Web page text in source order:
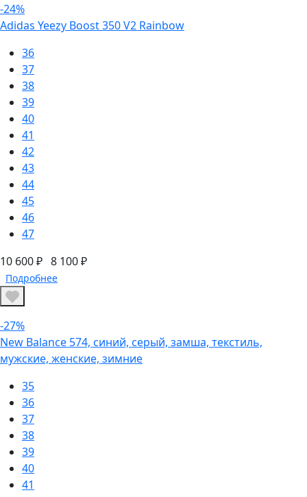
-24%
Adidas Yeezy Boost 350 V2 Rainbow
36
37
38
39
40
41
42
43
44
45
46
47
10 600 ₽ 8 100 ₽
Подробнее
-27%
New Balance 574, синий, серый, замша, текстиль,
мужские, женские, зимние
35
36
37
38
39
40
41